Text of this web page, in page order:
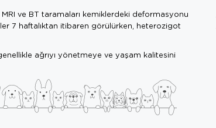
, MRI ve BT taramaları kemiklerdeki deformasyonu
7 haftalıktan itibaren görülürken, heterozigot
ağrıyı yönetmeye ve yaşam kalitesini